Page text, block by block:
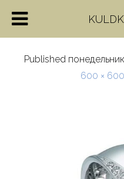
28246_8
Published
600 × 600